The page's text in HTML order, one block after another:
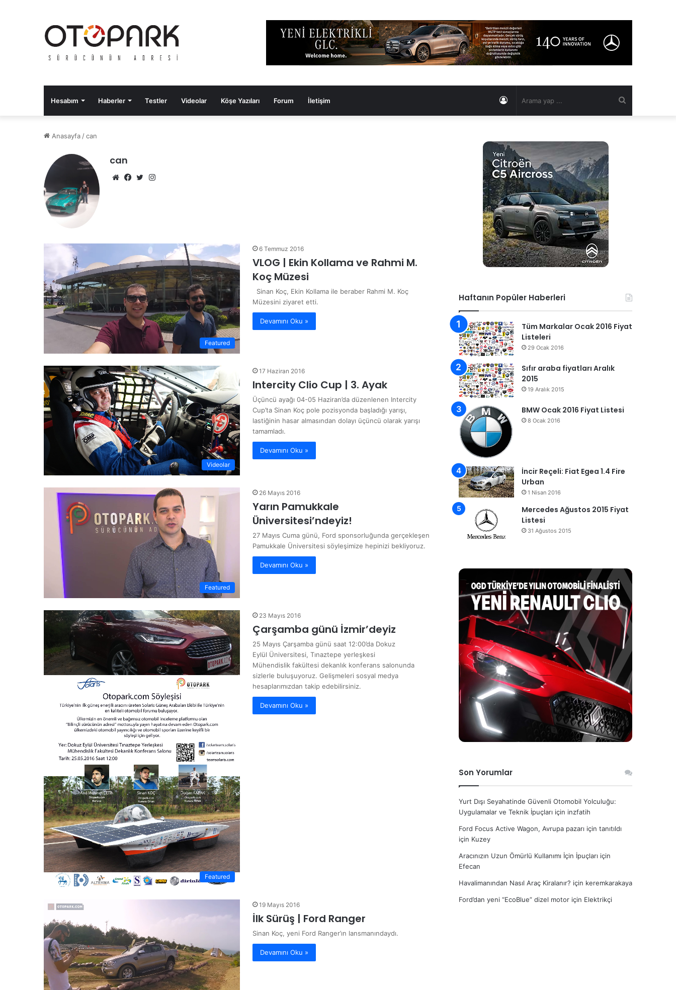
Hesabım Haberler Testler Videolar Köşe Yazıları Forum İletişim Kayıt
Anasayfa /can
can
We Fa
Tw
Featured
6 Temmuz 2016
VLOG | Ekin Kollama ve Rahmi M.
Koç Müzesi
Sinan Koç, Ekin Kollama ile beraber Rahmi M. Koç
Müzesini ziyaret etti.
Devamını Oku »
Videolar
17 Haziran 2016
Intercity Clio Cup | 3. Ayak
Üçüncü ayağı 04-05 Haziran’da düzenlenen Intercity
Cup’ta Sinan Koç pole pozisyonda başladığı yarışı,
lastiğinin hasar almasından dolayı üçüncü olarak yarışı
tamamladı.
Devamını Oku »
Featured
26 Mayıs 2016
Yarın Pamukkale
Üniversitesi’ndeyiz!
27 Mayıs Cuma günü, Ford sponsorluğunda gerçekleşen
Pamukkale Üniversitesi söyleşimize hepinizi bekliyoruz.
Devamını Oku »
Featured
23 Mayıs 2016
Çarşamba günü İzmir’deyiz
25 Mayıs Çarşamba günü saat 12:00’da Dokuz
Eylül Üniversitesi, Tınaztepe yerleşkesi
Mühendislik fakültesi dekanlık konferans salonunda
sizlerle buluşuyoruz. Gelişmeleri sosyal medya
hesaplarımızdan takip edebilirsiniz.
Devamını Oku »
19 Mayıs 2016
İlk Sürüş | Ford Ranger
Sinan Koç, yeni Ford Ranger’ın lansmanındaydı.
Devamını Oku »
Haftanın Popüler Haberleri
Tüm Markalar Ocak 2016 Fiyat
Listeleri
29 Ocak 2016
Sıfır araba fiyatları Aralık
2015
19 Aralık 2015
BMW Ocak 2016 Fiyat Listesi
8 Ocak 2016
İncir Reçeli: Fiat Egea 1.4 Fire
Urban
1 Nisan 2016
Mercedes Ağustos 2015 Fiyat
Listesi
31 Ağustos 2015
Son Yorumlar
Yurt Dışı Seyahatinde Güvenli Otomobil Yolculuğu:
Uygulamalar ve Teknik İpuçları için inzfatih
Ford Focus Active Wagon, Avrupa pazarı için tanıtıldı
için Kuzey
Aracınızın Uzun Ömürlü Kullanımı İçin İpuçları için
Efecan
Havalimanından Nasıl Araç Kiralanır? için keremkarakaya
Ford’dan yeni “EcoBlue” dizel motor için Elektrikçi